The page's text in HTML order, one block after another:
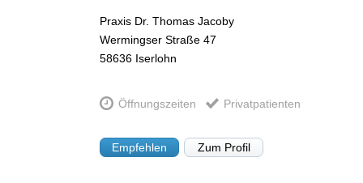
Praxis Dr. Thomas Jacoby
Wermingser Straße 47
58636 Iserlohn
Öffnungszeiten Privatpatienten
Empfehlen Zum Profil